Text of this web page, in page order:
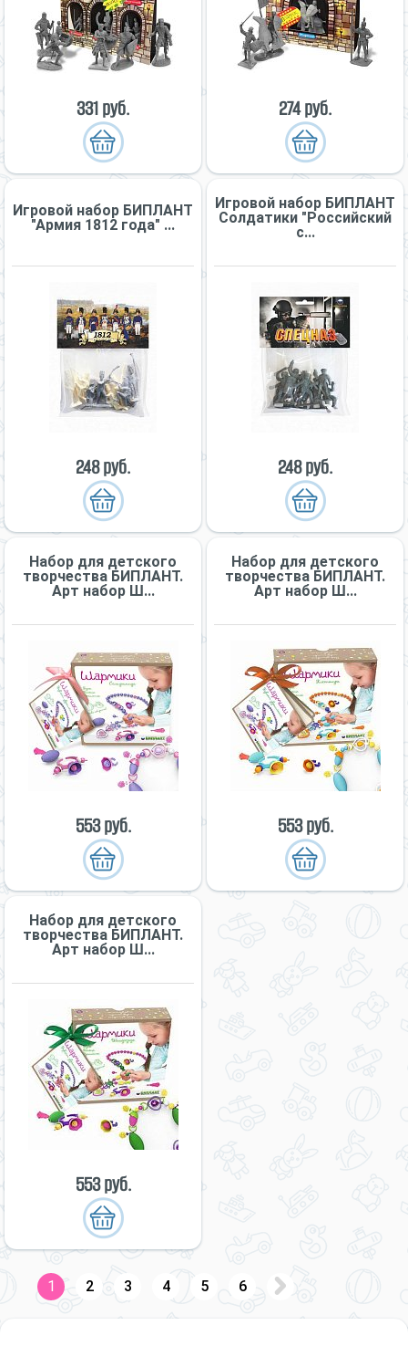
331 руб. 274 руб.
Игровой набор БИПЛАНТ
"Армия 1812 года" ...
248 руб.
Игровой набор БИПЛАНТ
Солдатики "Российский
с...
248 руб.
Набор для детского
творчества БИПЛАНТ.
Арт набор Ш...
553 руб.
Набор для детского
творчества БИПЛАНТ.
Арт набор Ш...
553 руб.
Набор для детского
творчества БИПЛАНТ.
Арт набор Ш...
553 руб.
1 2 3 4 5 6